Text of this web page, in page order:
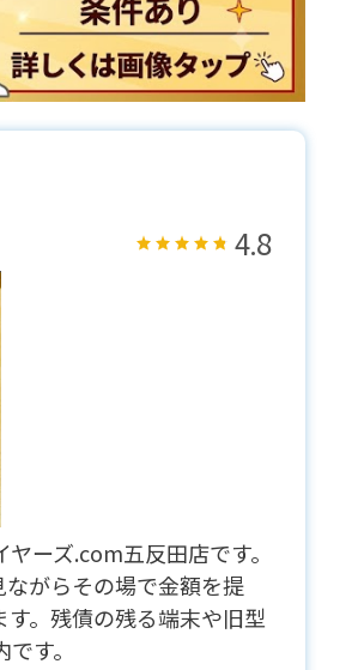
4.8
ーズ.com五反田店です。
がらその場で金額を提
。残債の残る端末や旧型
す。